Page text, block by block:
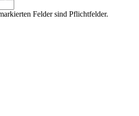
Felder sind Pflichtfelder.